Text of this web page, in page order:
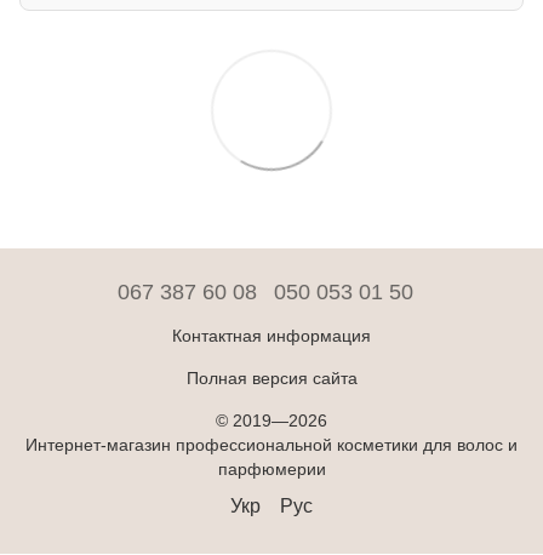
067 387 60 08 050 053 01 50
Контактная информация
Полная версия сайта
© 2019—2026
Интернет-магазин профессиональной косметики для волос и
парфюмерии
Укр Рус